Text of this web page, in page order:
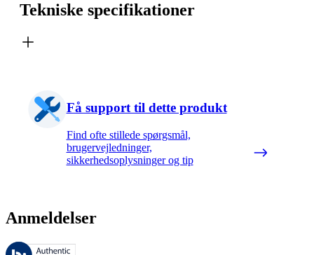
Tekniske specifikationer
Få support til dette produkt
Find ofte stillede spørgsmål,
brugervejledninger,
sikkerhedsoplysninger og tip
Anmeldelser
Disse anmeldelser administreres af Bazaarvoice og er i